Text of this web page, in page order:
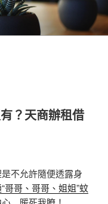
？天商辦租借
不允許隨便透露身
哥哥、哥哥、姐姐”蚊